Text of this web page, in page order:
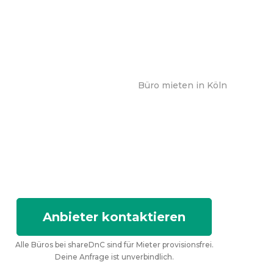
Büro mieten in Köln
Anbieter kontaktieren
Alle Büros bei shareDnC sind für Mieter provisionsfrei.
Deine Anfrage ist unverbindlich.